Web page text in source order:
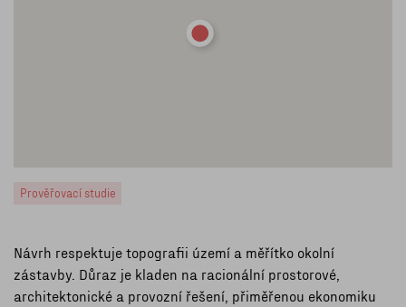
Prověřovací studie
Návrh respektuje topografii území a měřítko okolní
zástavby. Důraz je kladen na racionální prostorové,
architektonické a provozní řešení, přiměřenou ekonomiku